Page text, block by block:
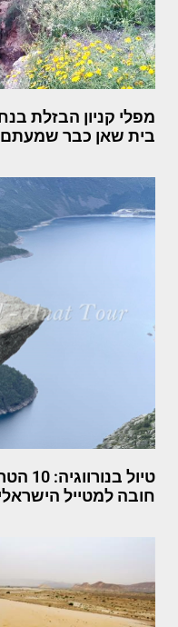
מפלי קניון הבזלת
בית שאן כבר
טיול
חובה למטייל